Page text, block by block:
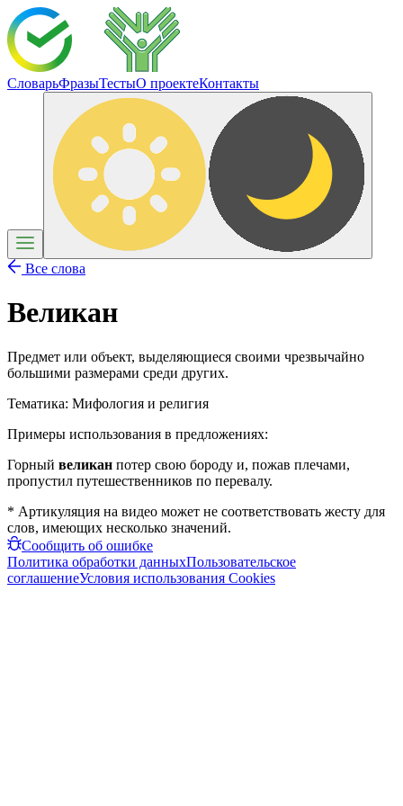
СловарьФразыТестыО проектеКонтакты
Все слова
Великан
Предмет или объект, выделяющиеся своими чрезвычайно
большими размерами среди других.
Тематика: Мифология и религия
Примеры использования в предложениях:
Горный великан потер свою бороду и, пожав плечами,
пропустил путешественников по перевалу.
* Артикуляция на видео может не соответствовать жесту для
слов, имеющих несколько значений.
Сообщить об ошибке
Политика обработки данныхПользовательское
соглашениеУсловия использования Cookies